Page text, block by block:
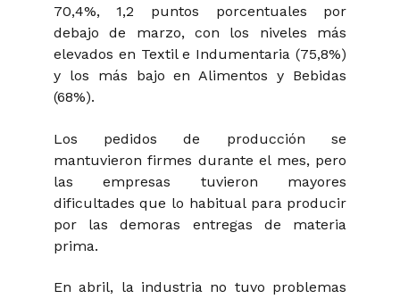
70,4%, 1,2 puntos porcentuales por
debajo de marzo, con los niveles más
elevados en Textil e Indumentaria (75,8%)
y los más bajo en Alimentos y Bebidas
(68%).
Los pedidos de producción se
mantuvieron firmes durante el mes, pero
las empresas tuvieron mayores
dificultades que lo habitual para producir
por las demoras entregas de materia
prima.
En abril, la industria no tuvo problemas